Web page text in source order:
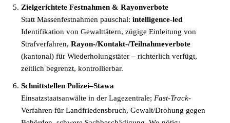
Zielgerichtete Festnahmen & Rayonverbote
Statt Massenfestnahmen pauschal: intelligence-led
Identifikation von Gewalttätern, zügige Einleitung von
Strafverfahren, Rayon-/Kontakt-/Teilnahmeverbote
(kantonal) für Wiederholungstäter – richterlich verfügt,
zeitlich begrenzt, kontrollierbar.
Schnittstellen Polizei–Stawa
Einsatzstaatsanwälte in der Lagezentrale; Fast-Track-
Verfahren für Landfriedensbruch, Gewalt/Drohung gegen